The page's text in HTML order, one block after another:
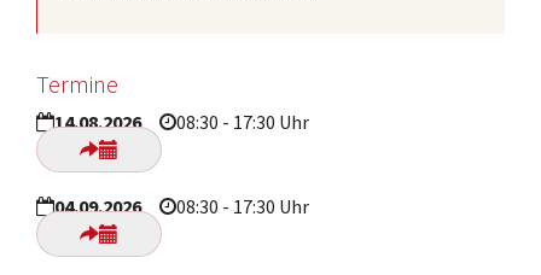
Termine
14.08.2026 08:30 - 17:30 Uhr
04.09.2026 08:30 - 17:30 Uhr